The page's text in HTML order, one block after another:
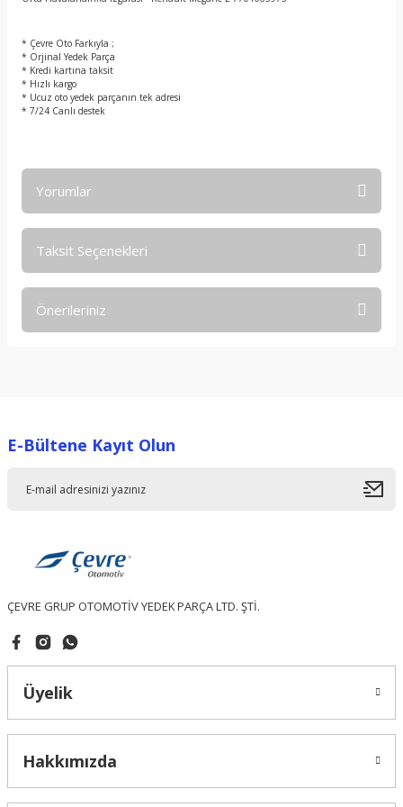
* Çevre Oto Farkıyla ;
* Orjinal Yedek Parça
* Kredi kartına taksit
* Hızlı kargo
* Ucuz oto yedek parçanın tek adresi
* 7/24 Canlı destek
Yorumlar
Taksit Seçenekleri
Önerileriniz
Ürün resmi kalitesiz, bozuk veya görüntülenemiyor.
Bu ürüne benzer farklı alternatifler olmalı.
Gönder
E-Bültene Kayıt Olun
ÇEVRE GRUP OTOMOTİV YEDEK PARÇA LTD. ŞTİ.
Üyelik
Hakkımızda